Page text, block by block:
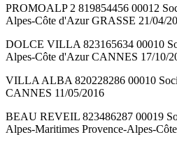
PROMOALP 2 819854456 00012
Alpes-Côte d'Azur GRASSE 21/04/
DOLCE VILLA 823165634 00010
Alpes-Côte d'Azur CANNES 17/10/
VILLA ALBA 820228286 00010
CANNES 11/05/2016
BEAU REVEIL 823486287 00019
Alpes-Maritimes Provence-Alpes-